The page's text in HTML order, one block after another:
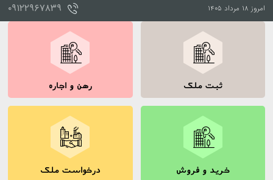
امروز ۱۸ مرداد ۱۴۰۵ ۰۹۱۲۲۹۶۷۸۳۹
ثبت ملک رهن و اجاره
خرید و فروش درخواست ملک